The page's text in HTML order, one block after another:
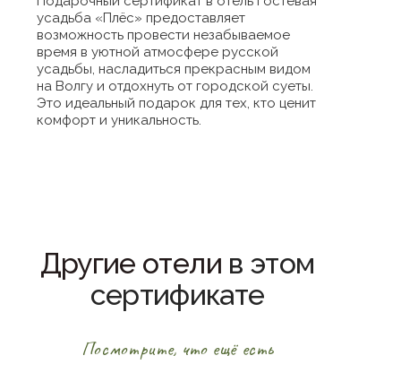
усадьба «Плёс» предоставляет
возможность провести незабываемое
время в уютной атмосфере русской
усадьбы, насладиться прекрасным видом
на Волгу и отдохнуть от городской суеты.
Это идеальный подарок для тех, кто ценит
комфорт и уникальность.
Другие отели в этом
сертификате
Посмотрите, что ещё есть